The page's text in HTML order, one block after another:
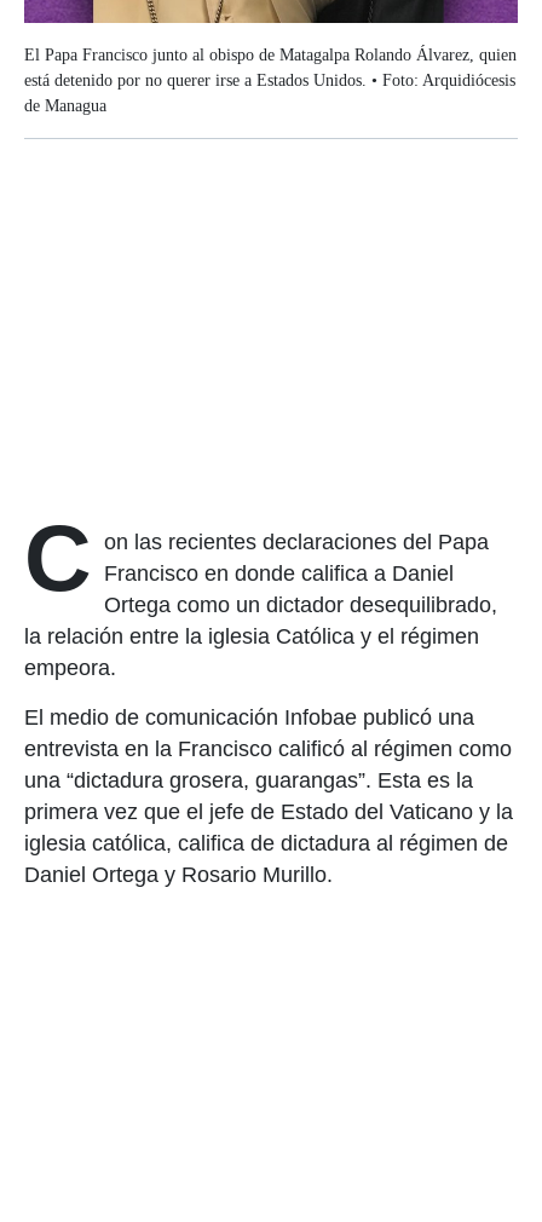
El Papa Francisco junto al obispo de Matagalpa Rolando Álvarez, quien
está detenido por no querer irse a Estados Unidos. • Foto: Arquidiócesis
de Managua
C on las recientes declaraciones del Papa
Francisco en donde califica a Daniel
Ortega como un dictador desequilibrado,
la relación entre la iglesia Católica y el régimen
empeora.
El medio de comunicación Infobae publicó una
entrevista en la Francisco calificó al régimen como
una “dictadura grosera, guarangas”. Esta es la
primera vez que el jefe de Estado del Vaticano y la
iglesia católica, califica de dictadura al régimen de
Daniel Ortega y Rosario Murillo.